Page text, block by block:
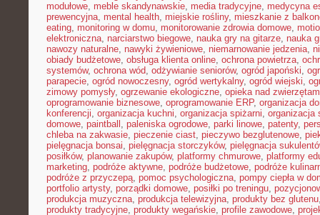
modułowe, meble skandynawskie, media tradycyjne, medycyna
prewencyjna, mental health, miejskie rośliny, mieszkanie z
eating, monitoring w domu, monitorowanie zdrowia domowe,
elektroniczna, narciarstwo biegowe, nauka gry na gitarze, nauka
nawozy naturalne, nawyki żywieniowe, niemarnowanie jedzenia,
obiady budżetowe, obsługa klienta online, ochrona powietrza,
systemów, ochrona wód, odżywianie seniorów, ogród japoński,
parapecie, ogród nowoczesny, ogród wertykalny, ogród wiejski,
zimowy pomysły, ogrzewanie ekologiczne, opieka nad
oprogramowanie biznesowe, oprogramowanie ERP, organizacja
konferencji, organizacja kuchni, organizacja spiżarni, organizacja
domowe, paintball , paleniska ogrodowe, parki linowe, patenty,
chleba na zakwasie, pieczenie ciast, pieczywo bezglutenowe,
pielęgnacja bonsai, pielęgnacja storczyków, pielęgnacja
posiłków, planowanie zakupów, platformy chmurowe, platformy
marketing, podróże aktywne, podróże budżetowe, podróże
podróże z przyczepą, pomoc psychologiczna, pompy ciepła w
portfolio artysty, porządki domowe, posiłki po treningu,
produkcja muzyczna, produkcja telewizyjna, produkty bez glutenu
produkty tradycyjne, produkty wegańskie, profile zawodowe,